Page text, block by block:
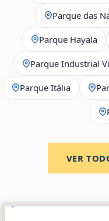
Parque das
Parque Hayala
Parque Industrial
Parque Itália
VER